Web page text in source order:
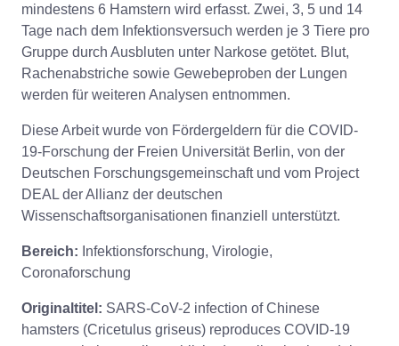
mindestens 6 Hamstern wird erfasst. Zwei, 3, 5 und 14
Tage nach dem Infektionsversuch werden je 3 Tiere pro
Gruppe durch Ausbluten unter Narkose getötet. Blut,
Rachenabstriche sowie Gewebeproben der Lungen
werden für weiteren Analysen entnommen.
Diese Arbeit wurde von Fördergeldern für die COVID-
19-Forschung der Freien Universität Berlin, von der
Deutschen Forschungsgemeinschaft und vom Project
DEAL der Allianz der deutschen
Wissenschaftsorganisationen finanziell unterstützt.
Bereich: Infektionsforschung, Virologie,
Coronaforschung
Originaltitel: SARS-CoV-2 infection of Chinese
hamsters (Cricetulus griseus) reproduces COVID-19